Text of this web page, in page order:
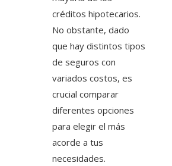
créditos hipotecarios.
No obstante, dado
que hay distintos tipos
de seguros con
variados costos, es
crucial comparar
diferentes opciones
para elegir el más
acorde a tus
necesidades.